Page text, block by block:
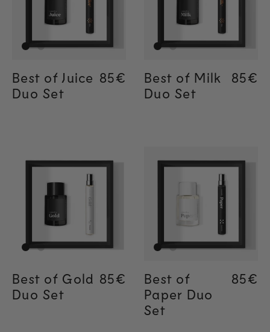
Best of Juice
Duo Set
Regular price
85€
Regular price
85€
Best of Milk
Duo Set
85€
85€
Best of Gold
Duo Set
Regular price
85€
Regular price
85€
Best of
Paper Duo
Set
85€